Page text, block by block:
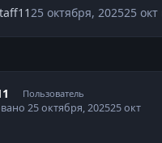
25 октября, 202525 окт
Пользователь
25 октября, 202525 окт